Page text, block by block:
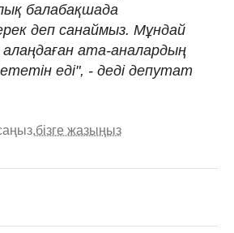
балабақшада
деп санаймыз. Мұндай
ата-аналардың
еді", - деді депутат
бізге жазыңыз